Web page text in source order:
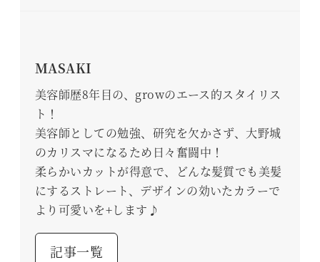
MASAKI
美容師歴8年目の、growのエース的スタイリス
ト！
美容師としての勉強、研究を欠かさず、大野城
のカリスマになるため日々奮闘中！
柔らかいカットが得意で、どんな髪質でも美髪
にするストレート、デザインの効いたカラーで
より可愛いを+します♪
記事一覧